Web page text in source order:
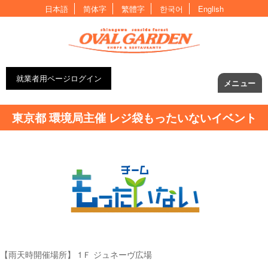
日本語 简体字 繁體字 한국어 English
就業者用ページログイン メニュー
東京都 環境局主催 レジ袋もったいないイベント
【雨天時開催場所】 1Ｆ ジュネーヴ広場